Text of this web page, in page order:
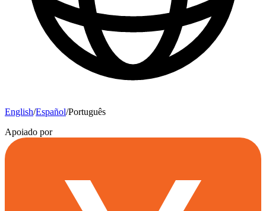
English/Español/Português
Apoiado por